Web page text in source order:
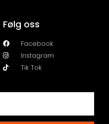
Følg oss
Facebook
Instagram
Tik Tok